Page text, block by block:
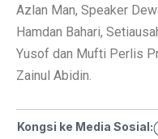
Azlan Man, Speaker
Hamdan Bahari,
Yusof dan Mufti Perlis
Zainul Abidin.
Kongsi ke Media Sosial: